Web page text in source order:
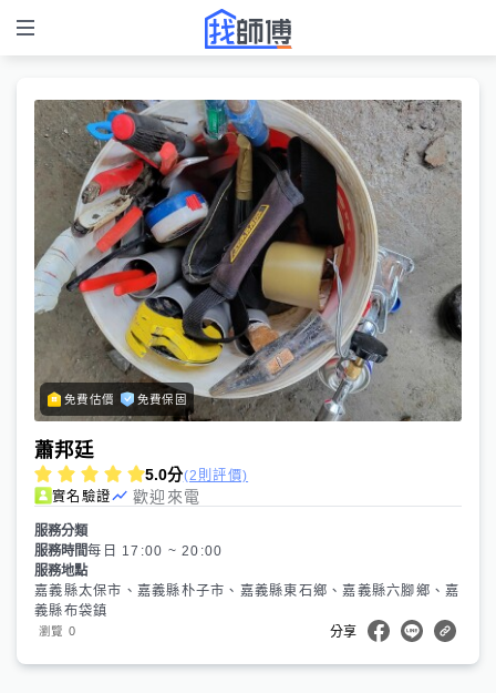
免費估價 免費保固
蕭邦廷
5.0分(2則評價)
實名驗證
歡迎來電
服務分類
服務時間每日 17:00 ~ 20:00
服務地點
嘉義縣太保市、嘉義縣朴子市、嘉義縣東石鄉、嘉義縣六腳鄉、嘉
義縣布袋鎮
瀏覽 0 分享